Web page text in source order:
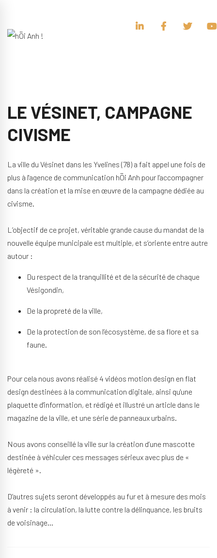
LE VÉSINET, CAMPAGNE
CIVISME
La ville du Vésinet dans les Yvelines (78) a fait appel une fois de
plus à l'agence de communication hÖi Anh pour l’accompagner
dans la création et la mise en œuvre de la campagne dédiée au
civisme.
L’objectif de ce projet, véritable grande cause du mandat de la
nouvelle équipe municipale est multiple, et s’oriente entre autre
autour :
Du respect de la tranquillité et de la sécurité de chaque
Vésigondin,
De la propreté de la ville,
De la protection de son l’écosystème, de sa flore et sa
faune.
Pour cela nous avons réalisé 4 vidéos motion design en flat
design destinées à la communication digitale, ainsi qu'une
plaquette d'information, et rédigé et illustré un article dans le
magazine de la ville, et une série de panneaux urbains.
Nous avons conseillé la ville sur la création d’une mascotte
destinée à véhiculer ces messages sérieux avec plus de «
légèreté ».
D’autres sujets seront développés au fur et à mesure des mois
à venir : la circulation, la lutte contre la délinquance, les bruits
de voisinage…